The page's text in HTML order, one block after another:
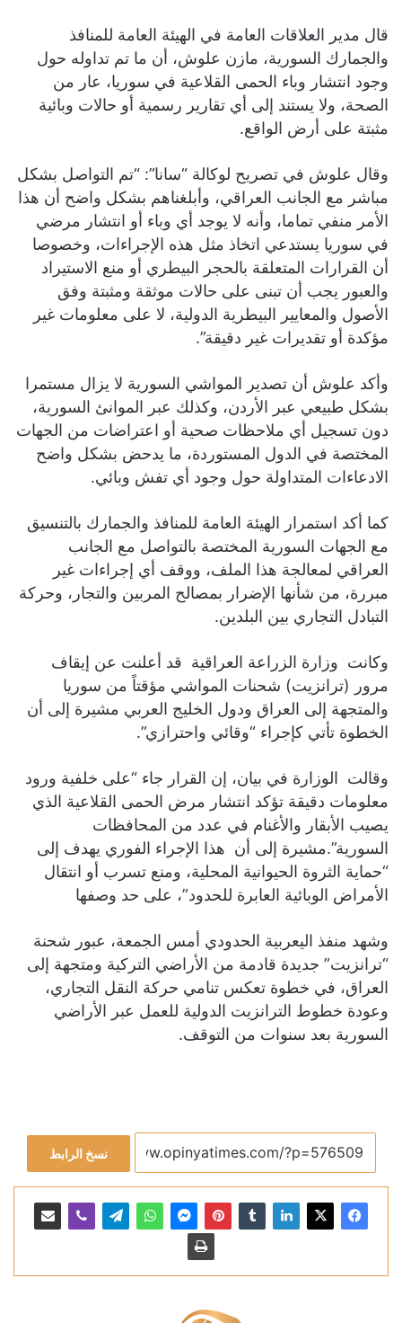
قال مدير العلاقات العامة في الهيئة العامة للمنافذ
والجمارك السورية، مازن علوش، أن ما تم تداوله حول
وجود انتشار وباء الحمى القلاعية في سوريا، عار من
الصحة، ولا يستند إلى أي تقارير رسمية أو حالات وبائية
مثبتة على أرض الواقع.
وقال علوش في تصريح لوكالة “سانا”: “تم التواصل بشكل
مباشر مع الجانب العراقي، وأبلغناهم بشكل واضح أن هذا
الأمر منفي تماما، وأنه لا يوجد أي وباء أو انتشار مرضي
في سوريا يستدعي اتخاذ مثل هذه الإجراءات، وخصوصا
أن القرارات المتعلقة بالحجر البيطري أو منع الاستيراد
والعبور يجب أن تبنى على حالات موثقة ومثبتة وفق
الأصول والمعايير البيطرية الدولية، لا على معلومات غير
مؤكدة أو تقديرات غير دقيقة”.
وأكد علوش أن تصدير المواشي السورية لا يزال مستمرا
بشكل طبيعي عبر الأردن، وكذلك عبر الموانئ السورية،
دون تسجيل أي ملاحظات صحية أو اعتراضات من الجهات
المختصة في الدول المستوردة، ما يدحض بشكل واضح
الادعاءات المتداولة حول وجود أي تفش وبائي.
كما أكد استمرار الهيئة العامة للمنافذ والجمارك بالتنسيق
مع الجهات السورية المختصة بالتواصل مع الجانب
العراقي لمعالجة هذا الملف، ووقف أي إجراءات غير
مبررة، من شأنها الإضرار بمصالح المربين والتجار، وحركة
التبادل التجاري بين البلدين.
وكانت وزارة الزراعة العراقية قد أعلنت عن إيقاف
مرور (ترانزيت) شحنات المواشي مؤقتاً من سوريا
والمتجهة إلى العراق ودول الخليج العربي مشيرة إلى أن
الخطوة تأتي كإجراء “وقائي واحترازي”.
وقالت الوزارة في بيان، إن القرار جاء “على خلفية ورود
معلومات دقيقة تؤكد انتشار مرض الحمى القلاعية الذي
يصيب الأبقار والأغنام في عدد من المحافظات
السورية”.مشيرة إلى أن هذا الإجراء الفوري يهدف إلى
“حماية الثروة الحيوانية المحلية، ومنع تسرب أو انتقال
الأمراض الوبائية العابرة للحدود”، على حد وصفها
وشهد منفذ اليعربية الحدودي أمس الجمعة، عبور شحنة
“ترانزيت” جديدة قادمة من الأراضي التركية ومتجهة إلى
العراق، في خطوة تعكس تنامي حركة النقل التجاري،
وعودة خطوط الترانزيت الدولية للعمل عبر الأراضي
السورية بعد سنوات من التوقف.
نسخ الرابط